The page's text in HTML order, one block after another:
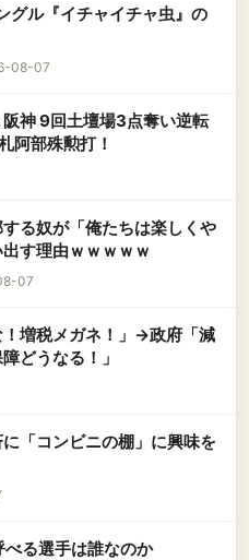
グル『イチャイチャ虫』の
08-07
神 9回土壇場3点奪い逆転
阿部殊勲打！
する奴が「俺たちは楽しくや
す理由ｗｗｗｗｗ
07
増税メガネ！」→政府「減
どうなる！」
に「コンビニの棚」に興味を
る選手は誰なのか